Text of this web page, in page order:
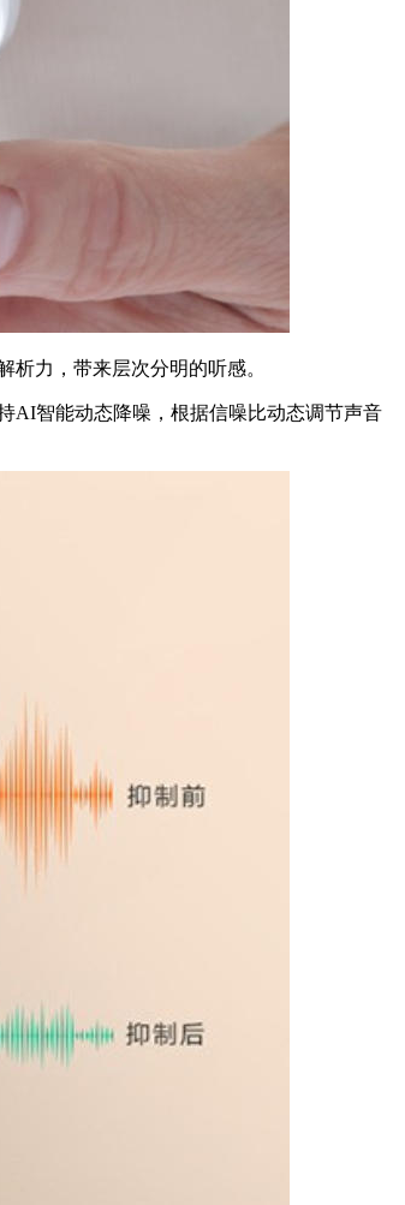
力，带来层次分明的听感。
AI智能动态降噪，根据信噪比动态调节声音